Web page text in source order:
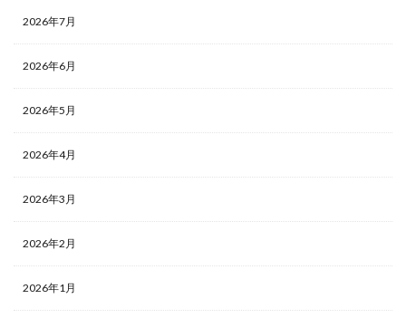
2026年7月
2026年6月
2026年5月
2026年4月
2026年3月
2026年2月
2026年1月